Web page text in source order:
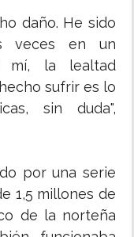
daño. He sido
veces en un
mí, la lealtad
sufrir es lo
sin duda",
por una serie
1,5 millones de
de la norteña